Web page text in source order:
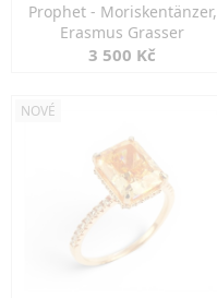
Prophet - Moriskentänzer,
Erasmus Grasser
3 500 Kč
NOVÉ